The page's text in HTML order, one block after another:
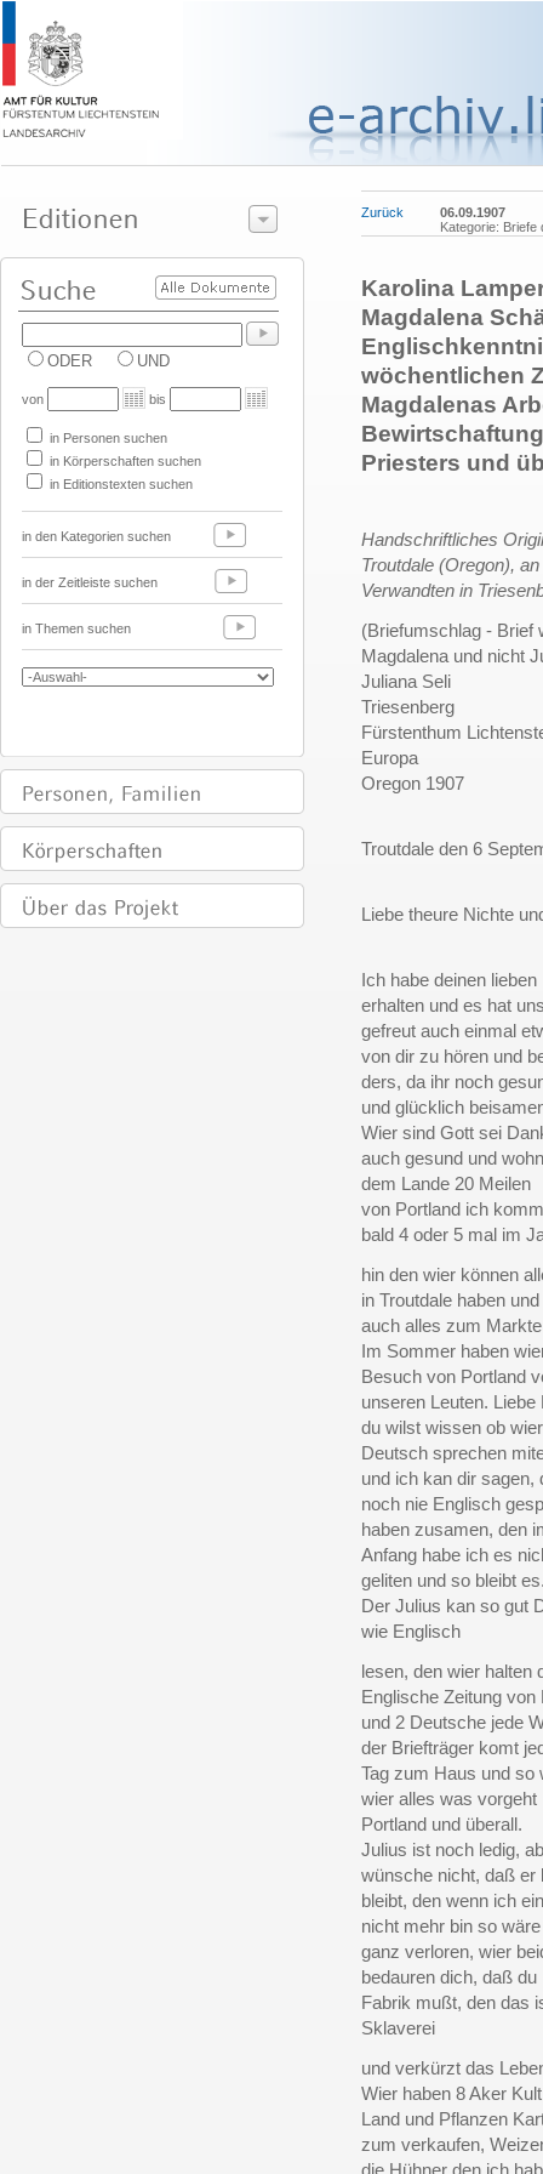
ODER UND
von bis
in Personen suchen
in Körperschaften suchen
in Editionstexten suchen
in den Kategorien suchen
in der Zeitleiste suchen
in Themen suchen
Zurück
06.09.1907
Kategorie: Briefe
Karolina
Magdalena
wöchentlichen
Magdalenas
Priesters und
Handschriftliches
Troutdale (Oregon),
Verwandten in
(Briefumschlag - Brief
Magdalena und nicht
Juliana Seli
Triesenberg
Fürstenthum
Europa
Oregon 1907
Troutdale den 6
Liebe theure Nichte
Ich habe deinen lieben
erhalten und es hat
gefreut auch einmal
von dir zu hören und
ders, da ihr noch
und glücklich
Wier sind Gott sei
auch gesund und
dem Lande 20 Meilen
von Portland ich
bald 4 oder 5 mal im
hin den wier können
in Troutdale haben
auch alles zum
Im Sommer haben
Besuch von Portland
unseren Leuten. Liebe
du wilst wissen ob
Deutsch sprechen
und ich kan dir sagen,
noch nie Englisch
haben zusamen, den
Anfang habe ich es
geliten und so bleibt
Der Julius kan so gut
wie Englisch
lesen, den wier halten
Englische Zeitung von
und 2 Deutsche jede
der Briefträger komt
Tag zum Haus und so
wier alles was vorgeht
Portland und überall.
Julius ist noch ledig,
wünsche nicht, daß er
bleibt, den wenn ich
nicht mehr bin so
ganz verloren, wier
bedauren dich, daß du
Fabrik mußt, den das
Sklaverei
und verkürzt das
Wier haben 8 Aker
Land und Pflanzen
zum verkaufen,
die Hühner den ich